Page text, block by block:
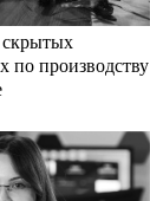
по производству